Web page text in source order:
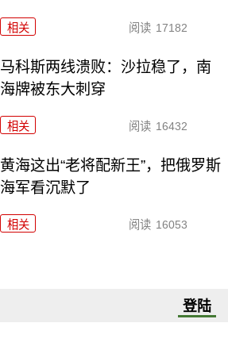
相关 阅读 17182
马科斯两线溃败：沙拉稳了，南
海牌被东大刺穿
相关 阅读 16432
黄海这出“老将配新王”，把俄罗斯
海军看沉默了
相关 阅读 16053
登陆